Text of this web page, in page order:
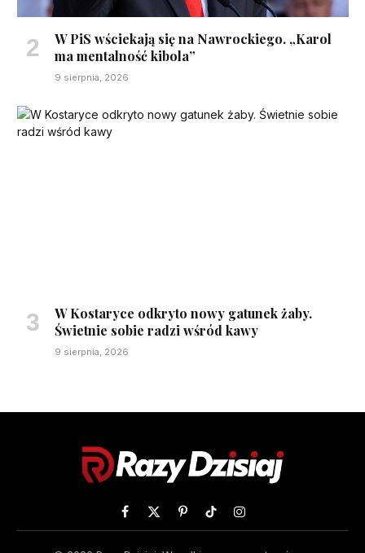
W PiS wściekają się na Nawrockiego. „Karol
ma mentalność kibola”
9 sierpnia, 2026
W Kostaryce odkryto nowy gatunek żaby.
Świetnie sobie radzi wśród kawy
9 sierpnia, 2026
Facebook
X
PinterestTikTokInstagram